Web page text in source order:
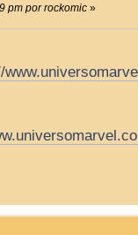
pm por rockomic »